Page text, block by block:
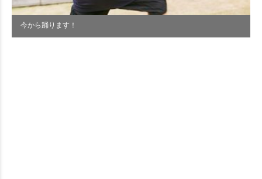
今から踊ります！